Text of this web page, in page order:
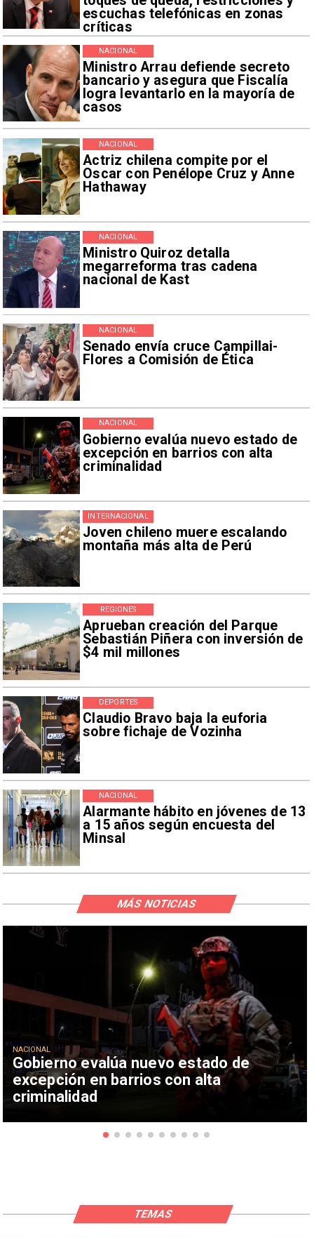
escuchas telefónicas en zonas
críticas
Ministro Arrau defiende secreto
bancario y asegura que Fiscalía
logra levantarlo en la mayoría de
casos
NACIONAL
Actriz chilena compite por el
Oscar con Penélope Cruz y Anne
Hathaway
NACIONAL
Ministro Quiroz detalla
megarreforma tras cadena
nacional de Kast
NACIONAL
Senado envía cruce Campillai-
Flores a Comisión de Ética
NACIONAL
Gobierno evalúa nuevo estado de
excepción en barrios con alta
criminalidad
NACIONAL
Joven chileno muere escalando
montaña más alta de Perú
INTERNACIONAL
Aprueban creación del Parque
Sebastián Piñera con inversión de
$4 mil millones
REGIONES
Claudio Bravo baja la euforia
sobre fichaje de Vozinha
DEPORTES
Alarmante hábito en jóvenes de 13
a 15 años según encuesta del
Minsal
NACIONAL
Gobierno evalúa nuevo estado de
excepción en barrios con alta
criminalidad
NACIONAL
MÁS NOTICIAS
TEMAS